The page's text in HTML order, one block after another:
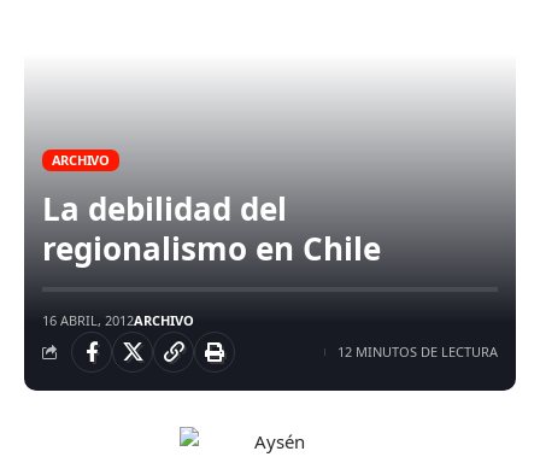
ARCHIVO
La debilidad del
regionalismo en Chile
16 ABRIL, 2012ARCHIVO
12 MINUTOS DE LECTURA